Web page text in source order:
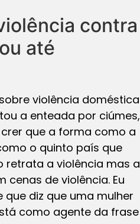
contra
até
violência doméstica
a enteada por ciúmes,
que a forma como a
o quinto país que
retrata a violência mas a
de violência. Eu
diz que uma mulher
como agente da frase